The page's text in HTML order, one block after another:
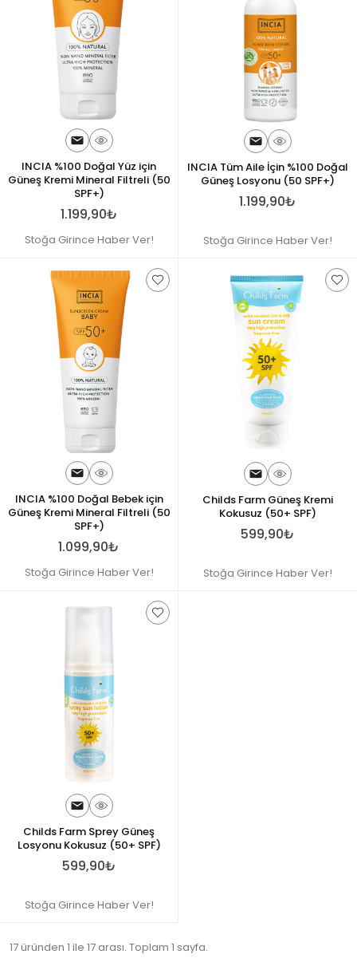
INCIA %100 Doğal Yüz için
Güneş Kremi Mineral Filtreli (50
SPF+)
1.199,90₺
Stoğa Girince Haber Ver!
INCIA Tüm Aile İçin %100 Doğal
Güneş Losyonu (50 SPF+)
1.199,90₺
Stoğa Girince Haber Ver!
INCIA %100 Doğal Bebek için
Güneş Kremi Mineral Filtreli (50
SPF+)
1.099,90₺
Stoğa Girince Haber Ver!
Childs Farm Güneş Kremi
Kokusuz (50+ SPF)
599,90₺
Stoğa Girince Haber Ver!
Childs Farm Sprey Güneş
Losyonu Kokusuz (50+ SPF)
599,90₺
Stoğa Girince Haber Ver!
17 üründen 1 ile 17 arası. Toplam 1 sayfa.